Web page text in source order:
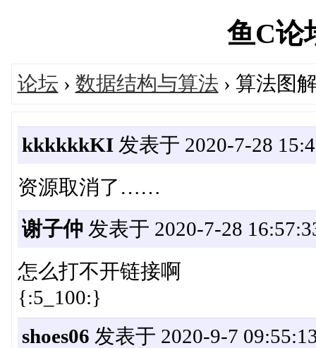
鱼C论
论坛 › 数据结构与算法 › 算法图
kkkkkkKI发表于 2020-7-28
资源取消了……
谢子仲发表于 2020-7-28
怎么打不开链接啊
{:5_100:}
shoes06 发表于 2020-9-7